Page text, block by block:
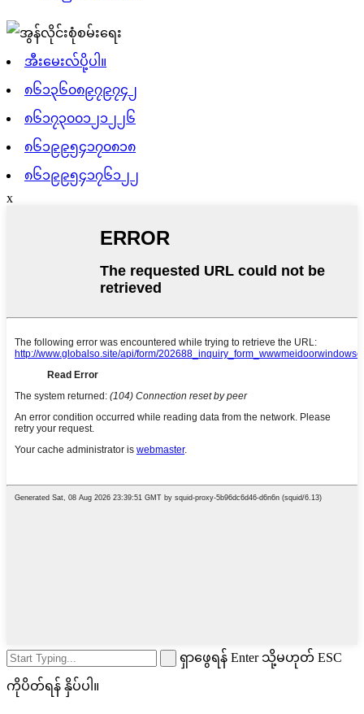
အီးမေးလ်ပို့ပါ။
၈၆၁၃၆၀၈၉၇၉၇၄၂
၈၆၁၇၃၀၀၁၂၁၂၂၆
၈၆၁၉၉၅၄၁၇၀၈၁၈
၈၆၁၉၉၅၄၁၇၆၁၂၂
x
ရှာဖွေရန် Enter သို့မဟုတ် ESC
ကိုပိတ်ရန် နှိပ်ပါ။